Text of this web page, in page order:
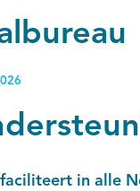
faciliteert in alle